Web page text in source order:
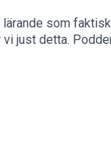
som
just detta.
här teasern